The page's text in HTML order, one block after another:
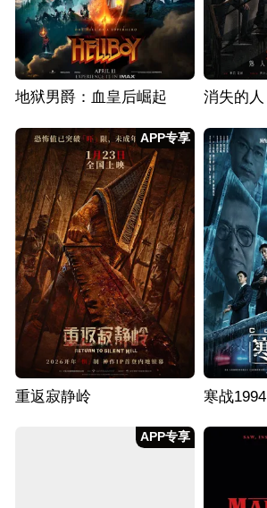
地狱男爵：血皇后崛起 消失的人
APP专享
重返寂静岭 寒战1994
APP专享